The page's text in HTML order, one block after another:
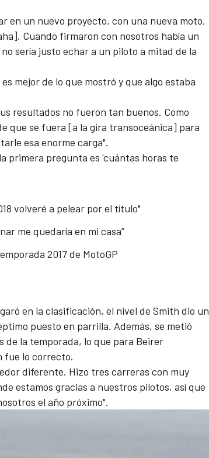
en un nuevo proyecto, con una nueva moto,
Cuando firmaron con nosotros había un
sería justo echar a un piloto a mitad de la
mejor de lo que mostró y que algo estaba
resultados no fueron tan buenos. Como
que se fuera [a la gira transoceánica] para
esa enorme carga".
primera pregunta es 'cuántas horas te
volveré a pelear por el título"
me quedaría en mi casa”
2017 de MotoGP
en la clasificación, el nivel de Smith dio un
puesto en parrilla. Además, se metió
de la temporada, lo que para Beirer
fue lo correcto.
diferente. Hizo tres carreras con muy
estamos gracias a nuestros pilotos, así que
el año próximo".